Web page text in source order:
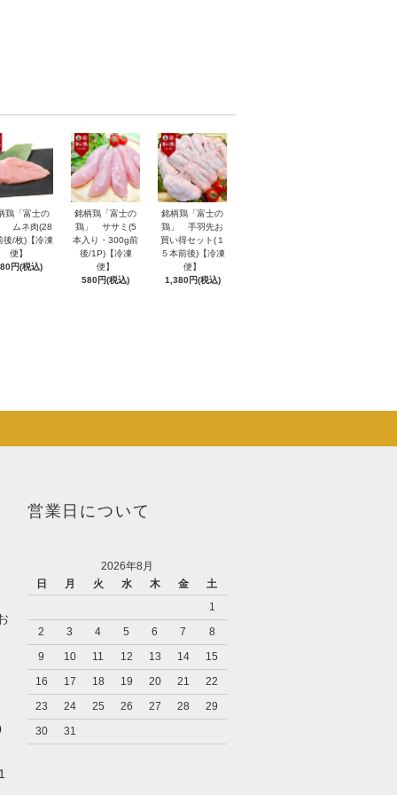
鶏「富士の
ムネ肉(28
後/枚)【冷凍
便】
円(税込)
銘柄鶏「富士の
鶏」 ササミ(5
本入り・300g前
後/1P)【冷凍
便】
580円(税込)
銘柄鶏「富士の
鶏」 手羽先お
買い得セット(１
５本前後)【冷凍
便】
1,380円(税込)
営業日について
2026年8月
日
月 火 水 木 金
土
1
2
3 4 5 6 7
8
9
10 11 12 13 14
15
16
17 18 19 20 21
22
23
24 25 26 27 28
29
30
31